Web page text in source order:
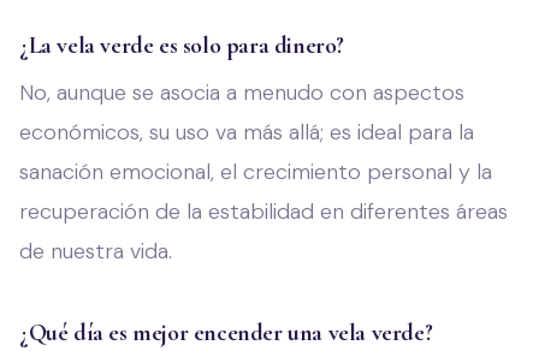
¿La vela verde es solo para dinero?
No, aunque se asocia a menudo con aspectos
económicos, su uso va más allá; es ideal para la
sanación emocional, el crecimiento personal y la
recuperación de la estabilidad en diferentes áreas
de nuestra vida.
¿Qué día es mejor encender una vela verde?